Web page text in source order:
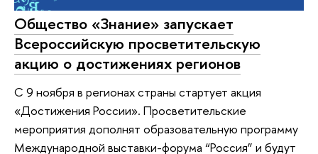
Общество «Знание» запускает
Всероссийскую просветительскую
акцию о достижениях регионов
С 9 ноября в регионах страны стартует акция
«Достижения России». Просветительские
мероприятия дополнят образовательную программу
Международной выставки-форума “Россия” и будут